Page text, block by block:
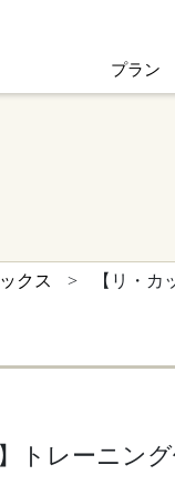
プラン
クス > 【リ・
トレーニン